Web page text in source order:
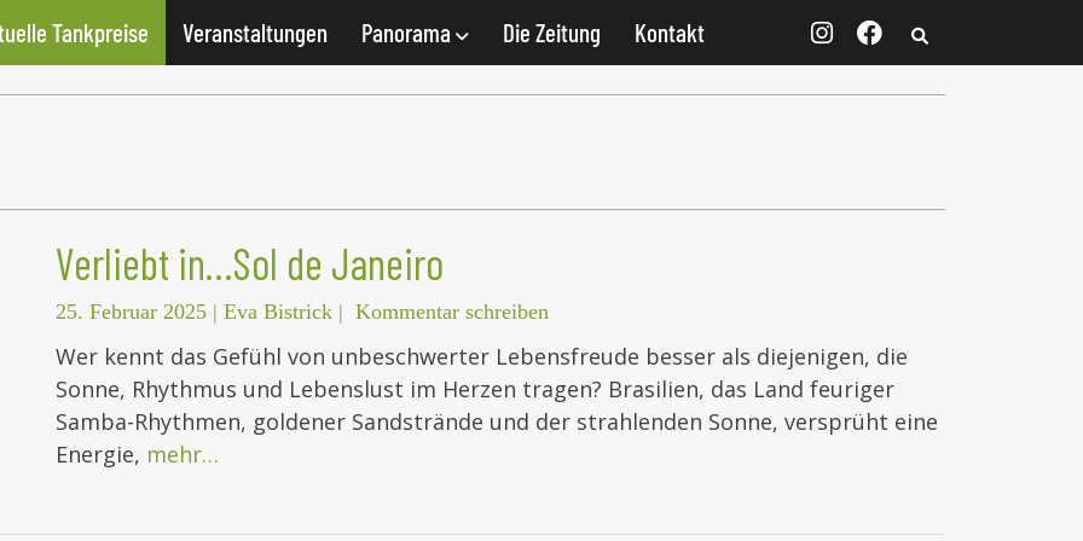
Tankpreise Veranstaltungen Panorama Die Zeitung Kontakt
Verliebt in…Sol de Janeiro
25. Februar 2025 | Eva Bistrick | Kommentar schreiben
Wer kennt das Gefühl von unbeschwerter Lebensfreude besser als diejenigen, die
Sonne, Rhythmus und Lebenslust im Herzen tragen? Brasilien, das Land feuriger
Samba-Rhythmen, goldener Sandstrände und der strahlenden Sonne, versprüht eine
Energie, mehr…